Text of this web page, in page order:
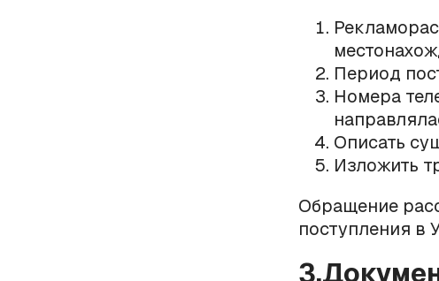
Период
Номера
Описать
Изложить
Обращение
поступления в